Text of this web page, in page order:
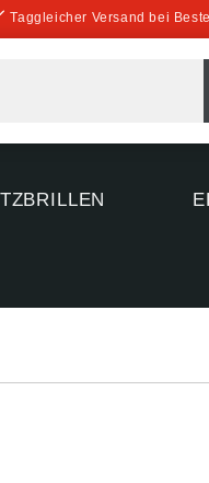
Taggleicher Versand bei